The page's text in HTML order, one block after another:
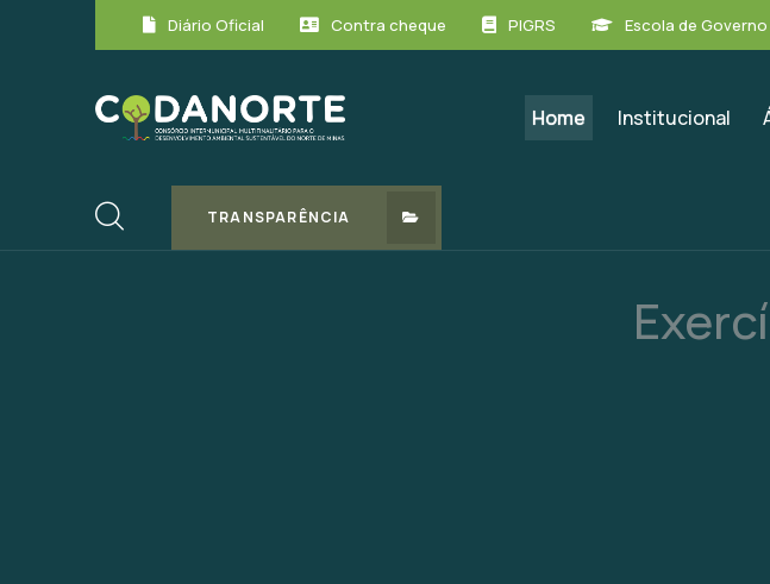
Diário Oficial Contra cheque PIGRS Escola de Governo
Home Institucional
TRANSPARÊNCIA